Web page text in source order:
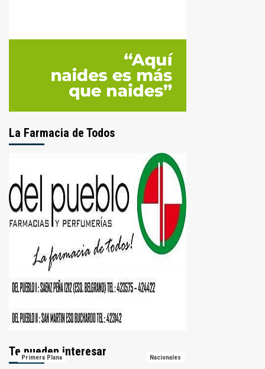
La Farmacia de Todos
Te pueden interesar
Primera Plana Nacionales